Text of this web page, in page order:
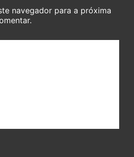
navegador para a próxima